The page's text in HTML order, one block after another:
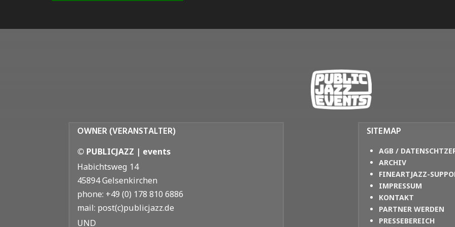
OWNER (VERANSTALTER)
© PUBLICJAZZ | events
Habichtsweg 14
45894 Gelsenkirchen
phone: +49 (0) 178 810 6886
mail: post(c)publicjazz.de
UND
SITEMAP
AGB /
ARCHIV
FINEARTJAZZ-
IMPRESSUM
KONTAKT
PARTNER WERDEN
PRESSEBEREICH